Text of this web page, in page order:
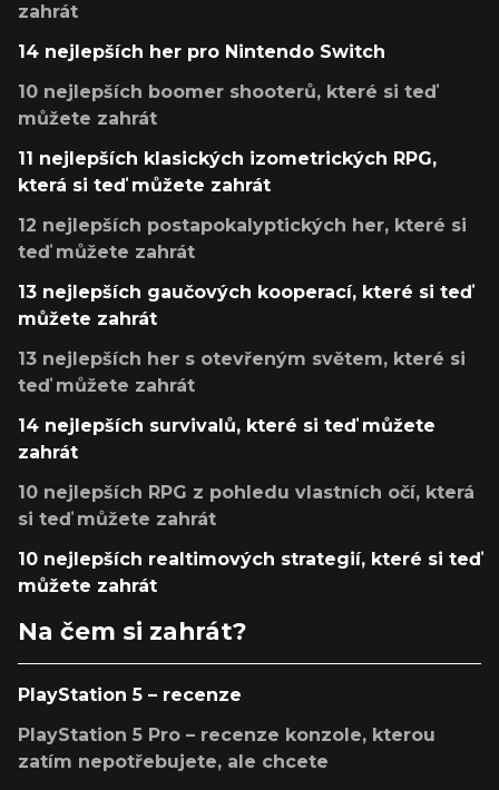
zahrát
14 nejlepších her pro Nintendo Switch
10 nejlepších boomer shooterů, které si teď
můžete zahrát
11 nejlepších klasických izometrických RPG,
která si teď můžete zahrát
12 nejlepších postapokalyptických her, které si
teď můžete zahrát
13 nejlepších gaučových kooperací, které si teď
můžete zahrát
13 nejlepších her s otevřeným světem, které si
teď můžete zahrát
14 nejlepších survivalů, které si teď můžete
zahrát
10 nejlepších RPG z pohledu vlastních očí, která
si teď můžete zahrát
10 nejlepších realtimových strategií, které si teď
můžete zahrát
Na čem si zahrát?
PlayStation 5 – recenze
PlayStation 5 Pro – recenze konzole, kterou
zatím nepotřebujete, ale chcete